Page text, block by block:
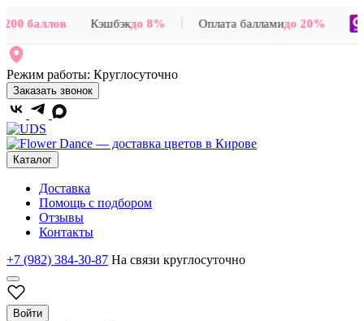
баллов Кэшбэкдо 8% Оплата балламидо 20%
Режим работы: Круглосуточно
Заказать звонок
Каталог
Доставка
Помощь с подбором
Отзывы
Контакты
+7 (982) 384-30-87 На связи круглосуточно
Войти